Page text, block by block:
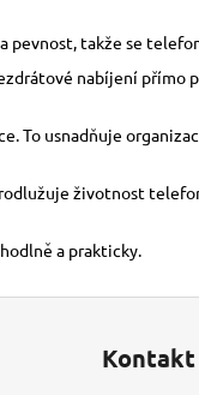
takže se
nabíjení
To usnadňuje
životnost
a prakticky.
Kontakt